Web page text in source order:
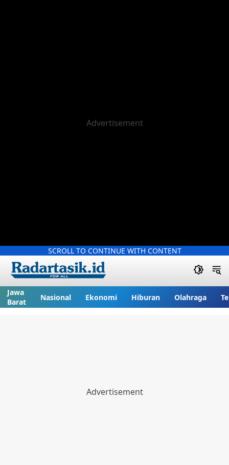
SCROLL TO CONTINUE WITH CONTENT
Jawa
Barat
Nasional Ekonomi Hiburan Olahraga